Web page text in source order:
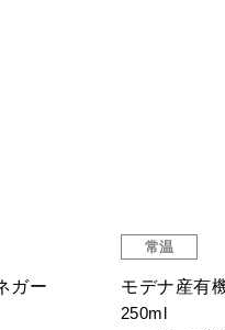
常温
有機白だし
360ml